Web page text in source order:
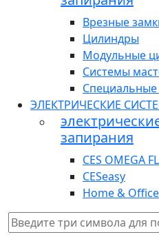
Врезные
Цилиндры
Модульные
Системы
ЭЛЕКТРИЧЕСКИЕ
запирания
CES OMEGA
CESeasy
Home &